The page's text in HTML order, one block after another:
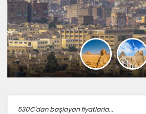
530€'dan başlayan fiyatlarla...